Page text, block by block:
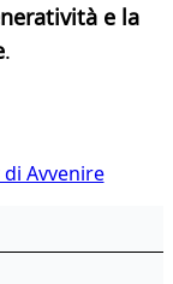
e la
.
Avvenire